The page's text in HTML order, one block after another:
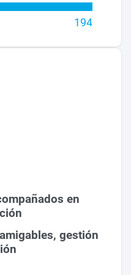
194
en
gestión